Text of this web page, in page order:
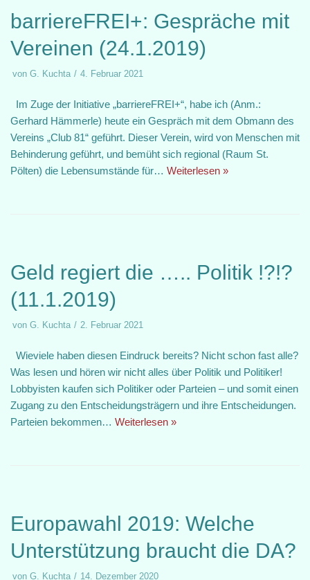
barriereFREI+: Gespräche mit
Vereinen (24.1.2019)
von G. Kuchta 4. Februar 2021
Im Zuge der Initiative „barriereFREI+“, habe ich (Anm.:
Gerhard Hämmerle) heute ein Gespräch mit dem Obmann des
Vereins „Club 81“ geführt. Dieser Verein, wird von Menschen mit
Behinderung geführt, und bemüht sich regional (Raum St.
Pölten) die Lebensumstände für… Weiterlesen »
Geld regiert die ….. Politik !?!?
(11.1.2019)
von G. Kuchta 2. Februar 2021
Wieviele haben diesen Eindruck bereits? Nicht schon fast alle?
Was lesen und hören wir nicht alles über Politik und Politiker!
Lobbyisten kaufen sich Politiker oder Parteien – und somit einen
Zugang zu den Entscheidungsträgern und ihre Entscheidungen.
Parteien bekommen… Weiterlesen »
Europawahl 2019: Welche
Unterstützung braucht die DA?
von G. Kuchta 14. Dezember 2020